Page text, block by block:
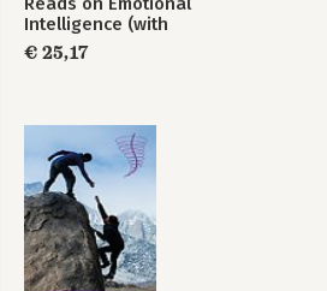
Intelligence (with
featured article
"What Makes a
Must Reads)
€ 25,17